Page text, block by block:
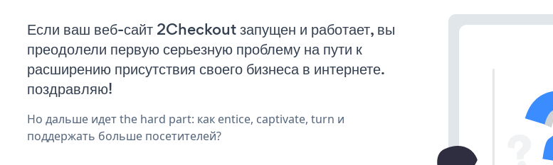
Если ваш веб-сайт 2Checkout запущен и работает, вы
преодолели первую серьезную проблему на пути к
расширению присутствия своего бизнеса в интернете.
поздравляю!
Но дальше идет the hard part: как entice, captivate, turn и
поддержать больше посетителей?